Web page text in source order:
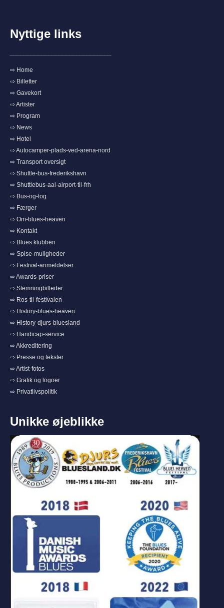
Nyttige links
⇨ Home
⇨ Billetter
⇨ Gavekort
⇨ Artister
⇨ Program
⇨ News
⇨ Hotel
⇨ Autocamper-plads-ved-arena-nord
⇨ Transport oversigt
⇨ Shuttle-bus-frederikshavn
⇨ Shuttlebus-aal-airport-til-frh
⇨ Bus-og-tog
⇨ Færger
⇨ Om-blues-heaven
⇨ Kontakt
⇨ Blues klubben
⇨ Spise-muligheder
⇨ Festival-anmeldelser
⇨ Awards-priser
⇨ Stemningbilleder
⇨ Ros-til-festivalen
⇨ History-blues-heaven
⇨ History-djurs-bluesland
⇨ Handicap-service
⇨ Akkreditering
⇨ Presse og tekster
⇨ Artist-fotos
⇨ Grafik og logoer
⇨ Privatlivspolitik
Unikke øjeblikke